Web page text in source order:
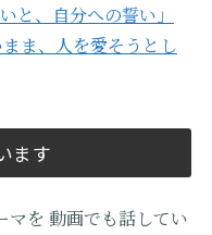
と、自分への誓い」
ま、人を愛そうとし
ます
マを 動画でも話してい